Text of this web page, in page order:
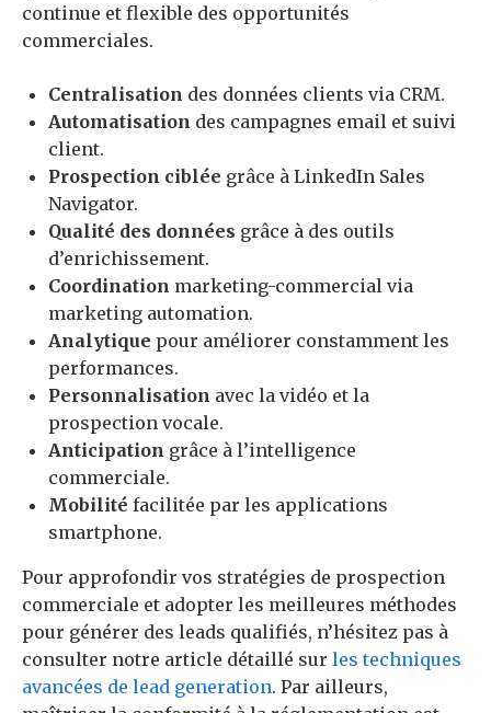
continue et flexible des opportunités
commerciales.
Centralisation des données clients via CRM.
Automatisation des campagnes email et suivi
client.
Prospection ciblée grâce à LinkedIn Sales
Navigator.
Qualité des données grâce à des outils
d’enrichissement.
Coordination marketing-commercial via
marketing automation.
Analytique pour améliorer constamment les
performances.
Personnalisation avec la vidéo et la
prospection vocale.
Anticipation grâce à l’intelligence
commerciale.
Mobilité facilitée par les applications
smartphone.
Pour approfondir vos stratégies de prospection
commerciale et adopter les meilleures méthodes
pour générer des leads qualifiés, n’hésitez pas à
consulter notre article détaillé sur les techniques
avancées de lead generation. Par ailleurs,